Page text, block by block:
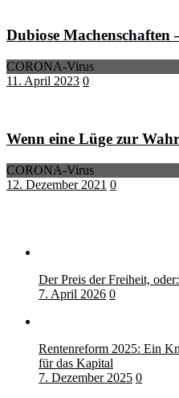
Dubiose Machenschaften
CORONA-Virus
11. April 2023 0
Wenn eine Lüge zur
CORONA-Virus
12. Dezember 2021 0
Der Preis der Freiheit,
7. April 2026 0
Rentenreform 2025: Ein
für das Kapital
7. Dezember 2025 0